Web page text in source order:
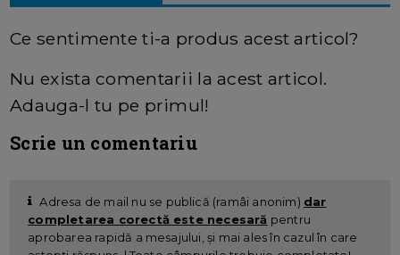
Ce sentimente ti-a produs acest articol?
Nu exista comentarii la acest articol.
Adauga-l tu pe primul!
Scrie un comentariu
Adresa de mail nu se publică (ramâi anonim) dar
completarea corectă este necesară pentru
aprobarea rapidă a mesajului, și mai ales în cazul în care